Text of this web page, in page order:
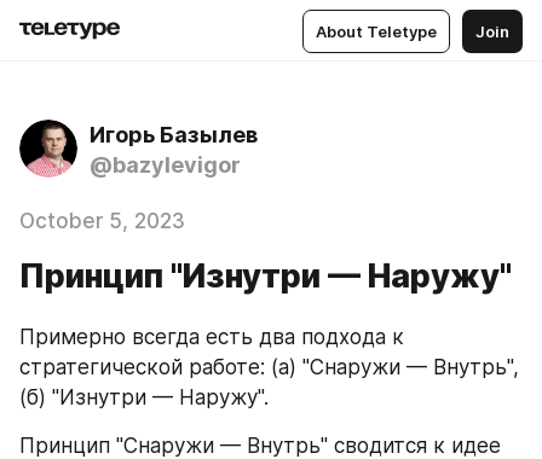
About Teletype Join
Игорь Базылев
@bazylevigor
October 5, 2023
Принцип "Изнутри — Наружу"
Примерно всегда есть два подхода к
стратегической работе: (а) "Снаружи — Внутрь",
(б) "Изнутри — Наружу".
Принцип "Снаружи — Внутрь" сводится к идее